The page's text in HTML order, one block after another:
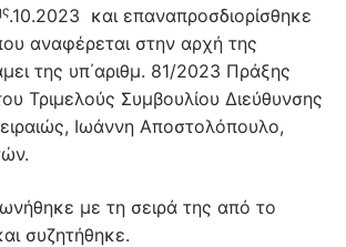
.10.2023 και επαναπροσδιορίσθηκε
αναφέρεται στην αρχή της
της υπ΄αριθμ. 81/2023 Πράξης
Τριμελούς Συμβουλίου Διεύθυνσης
Ιωάννη Αποστολόπουλο,
με τη σειρά της από το
συζητήθηκε.